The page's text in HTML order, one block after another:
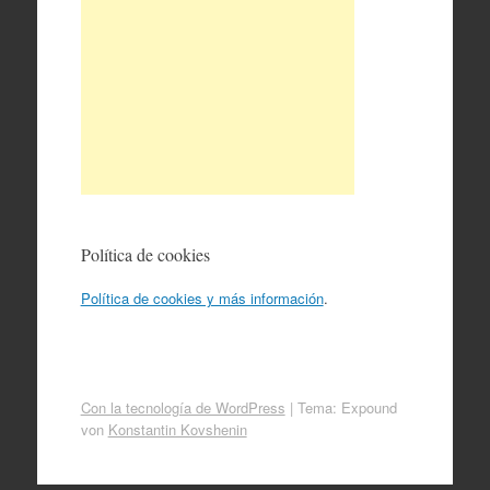
Política de cookies
Política de cookies y más información.
Con la tecnología de WordPress | Tema: Expound
von Konstantin Kovshenin